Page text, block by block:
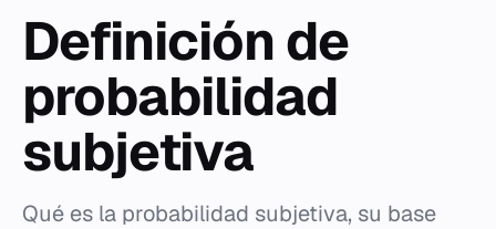
Definición de
probabilidad
subjetiva
Qué es la probabilidad subjetiva, su base